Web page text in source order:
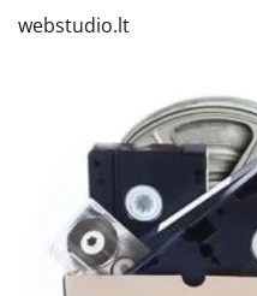
webstudio.lt